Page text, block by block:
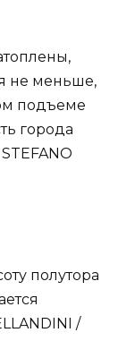
не меньше,
подъеме
города
полутора
/